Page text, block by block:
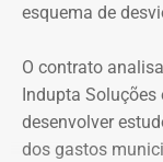
esquema de
O contrato
Indupta Soluções
desenvolver
dos gastos